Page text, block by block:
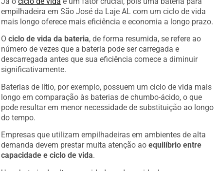
empilhadeira em São José da Laje AL com um ciclo de vida
mais longo oferece mais eficiência e economia a longo prazo.
número de vezes que a bateria pode ser carregada e
descarregada antes que sua eficiência comece a diminuir
significativamente.
longo em comparação às baterias de chumbo-ácido, o que
pode resultar em menor necessidade de substituição ao longo
do tempo.
demanda devem prestar muita atenção aoequilíbrio entre
capacidade e ciclo de vida.